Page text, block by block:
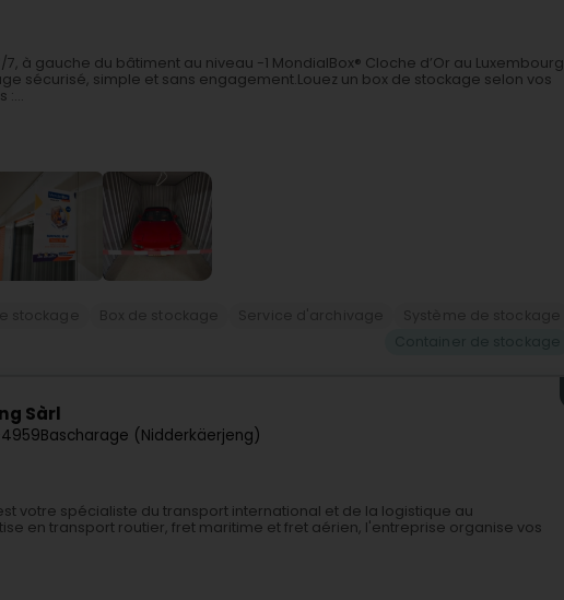
à gauche du bâtiment au niveau -1 MondialBox® Cloche d’Or au Luxembourg
sécurisé, simple et sans engagement.Louez un box de stockage selon vos
:...
Sàrl
Bascharage (Nidderkäerjeng)
votre spécialiste du transport international et de la logistique au
en transport routier, fret maritime et fret aérien, l'entreprise organise vos